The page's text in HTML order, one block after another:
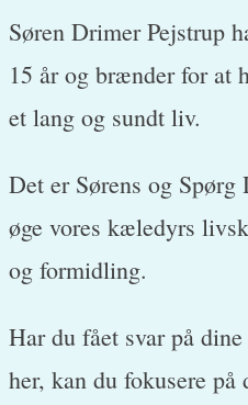
Søren Drimer Pejstrup
15 år og brænder for at
et lang og sundt liv.
Det er Sørens og
øge vores kæledyrs
og formidling.
Har du fået svar på
her, kan du fokusere